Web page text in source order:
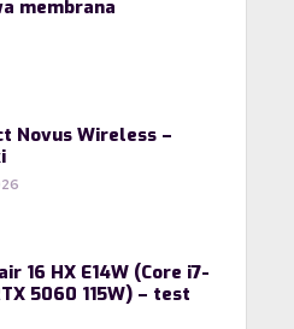
membrana
Novus Wireless –
16 HX E14W (Core i7-
5060 115W) – test